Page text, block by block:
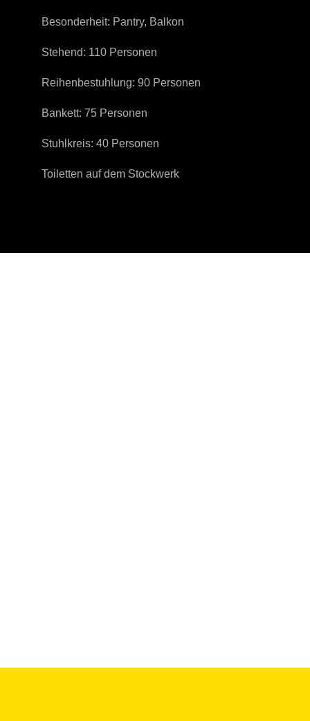
Besonderheit: Pantry, Balkon
Stehend: 110 Personen
Reihenbestuhlung: 90 Personen
Bankett: 75 Personen
Stuhlkreis: 40 Personen
Toiletten auf dem Stockwerk